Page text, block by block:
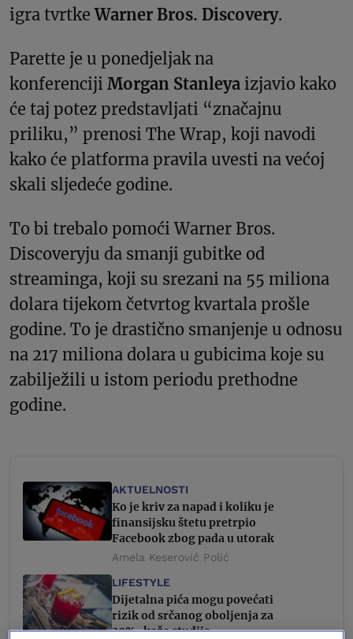
igra tvrtkeWarner Bros. Discovery.
Parette je u ponedjeljak na
konferenciji Morgan Stanleya izjavio kako
će taj potez predstavljati “značajnu
priliku,” prenosi The Wrap, koji navodi
kako će platforma pravila uvesti na većoj
skali sljedeće godine.
To bi trebalo pomoći Warner Bros.
Discoveryju da smanji gubitke od
streaminga, koji su srezani na 55 miliona
dolara tijekom četvrtog kvartala prošle
godine. To je drastično smanjenje u odnosu
na 217 miliona dolara u gubicima koje su
zabilježili u istom periodu prethodne
godine.
AKTUELNOSTI
Ko je kriv za napad i koliku je
finansijsku štetu pretrpio
Facebook zbog pada u utorak
Amela Keserović Polić
LIFESTYLE
Dijetalna pića mogu povećati
rizik od srčanog oboljenja za
20%, kaže studija